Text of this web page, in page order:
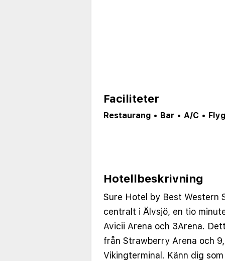
Faciliteter
Restaurang • Bar • A/C •
Hotellbeskrivning
Sure Hotel by Best Western
centralt i Älvsjö, en tio
Avicii Arena och 3Arena.
från Strawberry Arena och
Vikingterminal. Känn dig